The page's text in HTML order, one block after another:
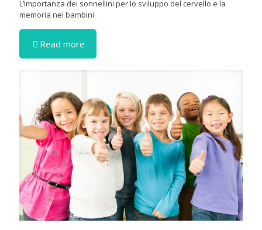
L’Importanza dei sonnellini per lo sviluppo del cervello e la
memoria nei bambini
Read more